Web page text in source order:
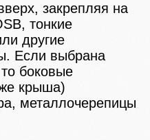
закрепляя на
тонкие
другие
Если выбрана
боковые
крыша)
металлочерепицы